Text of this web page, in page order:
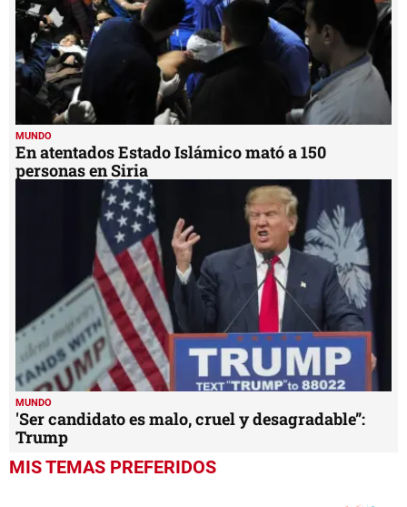
MUNDO
En atentados Estado Islámico mató a 150
personas en Siria
MUNDO
'Ser candidato es malo, cruel y desagradable”:
Trump
MIS TEMAS PREFERIDOS